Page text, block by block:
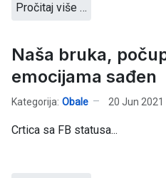
Pročitaj više …
Naša bruka,
emocijama sađen
Kategorija: Obale 20 Jun 2021
Crtica sa FB statusa...